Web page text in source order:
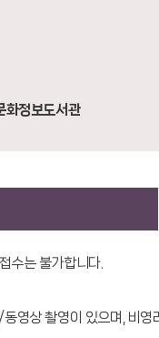
화정보도서관
수는 불가합니다.
영상 촬영이 있으며, 비